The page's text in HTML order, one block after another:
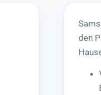
den